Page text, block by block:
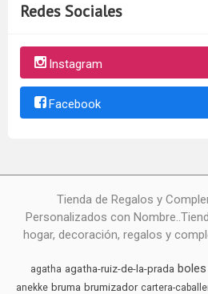
Redes Sociales
Instagram
Facebook
Tienda de Regalos y
Personalizados con
hogar, decoración, regalos y
agatha agatha-ruiz-de-la-prada
anekke bruma brumizador cartera-